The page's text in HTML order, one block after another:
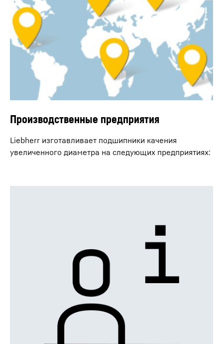
Производственные предприятия
Liebherr изготавливает подшипники качения
увеличенного диаметра на следующих предприятиях: